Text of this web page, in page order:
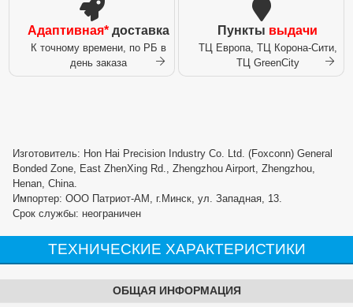
Адаптивная*доставка
К точному времени, по РБ в
день заказа
Пункты выдачи
ТЦ Европа, ТЦ Корона-Сити,
ТЦ GreenCity
Изготовитель: Hon Hai Precision Industry Co. Ltd. (Foxconn) General
Bonded Zone, East ZhenXing Rd., Zhengzhou Airport, Zhengzhou,
Henan, China.
Импортер: ООО Патриот-АМ, г.Минск, ул. Западная, 13.
Срок службы: неограничен
ТЕХНИЧЕСКИЕ ХАРАКТЕРИСТИКИ
ОБЩАЯ ИНФОРМАЦИЯ